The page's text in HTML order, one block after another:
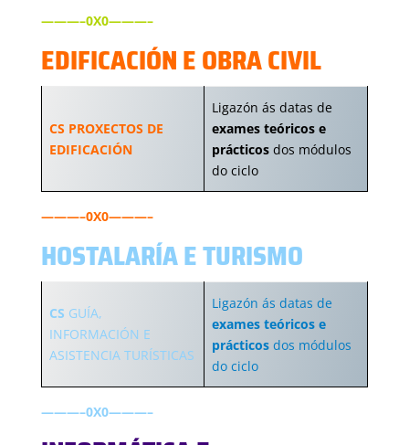
———–0X0———–
EDIFICACIÓN E OBRA CIVIL
CS PROXECTOS DE
EDIFICACIÓN
Ligazón ás datas de
exames teóricos e
prácticos dos módulos
do ciclo
———–0X0———–
HOSTALARÍA E TURISMO
CS GUÍA,
INFORMACIÓN E
ASISTENCIA TURÍSTICAS
Ligazón ás datas de
exames teóricos e
prácticos dos módulos
do ciclo
———–0X0———–